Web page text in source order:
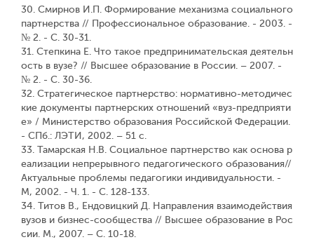
30. Смирнов И.П. Формирование механизма социального
партнерства // Профессиональное образование. - 2003. -
№ 2. - С. 30-31.
31. Степкина Е. Что такое предпринимательская деятельн
ость в вузе? // Высшее образование в России. – 2007. -
№ 2. - С. 30-36.
32. Стратегическое партнерство: нормативно-методичес
кие документы партнерских отношений «вуз-предприяти
е» / Министерство образования Российской Федерации.
- СПб.: ЛЭТИ, 2002. – 51 с.
33. Тамарская Н.В. Социальное партнерство как основа р
еализации непрерывного педагогического образования//
Актуальные проблемы педагогики индивидуальности. -
М, 2002. - Ч. 1. - С. 128-133.
34. Титов В., Ендовицкий Д. Направления взаимодействия
вузов и бизнес-сообщества // Высшее образование в Рос
сии. М., 2007. – С. 10-18.